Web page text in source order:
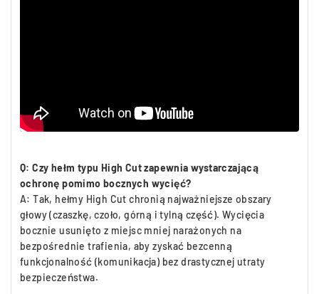
Q: Czy hełm typu High Cut zapewnia wystarczającą
ochronę pomimo bocznych wycięć?
A: Tak, hełmy High Cut chronią najważniejsze obszary
głowy (czaszkę, czoło, górną i tylną część). Wycięcia
bocznie usunięto z miejsc mniej narażonych na
bezpośrednie trafienia, aby zyskać bezcenną
funkcjonalność (komunikacja) bez drastycznej utraty
bezpieczeństwa.